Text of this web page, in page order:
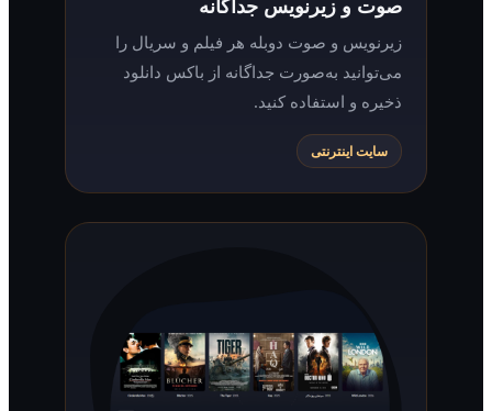
زیرنویس و صوت دوبله هر فیلم و سریال را
می‌توانید به‌صورت جداگانه از باکس دانلود
ذخیره و استفاده کنید.
سایت اینترنتی